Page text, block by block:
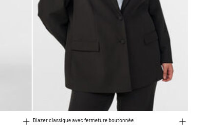
Blazer classique avec fermeture boutonnée